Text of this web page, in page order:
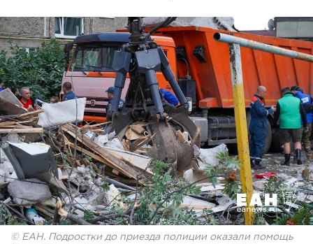
© ЕАН. Подростки до приезда полиции оказали помощь